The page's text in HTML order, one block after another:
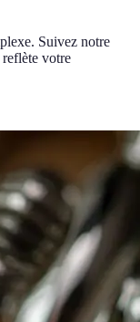
Suivez notre
votre